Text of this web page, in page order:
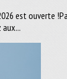
est ouverte